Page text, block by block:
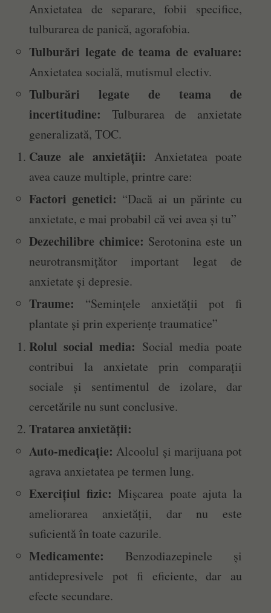
Anxietatea de separare, fobii specifice,
tulburarea de panică, agorafobia.
Tulburări legate de teama de evaluare:
Anxietatea socială, mutismul electiv.
Tulburări legate de teama de
incertitudine: Tulburarea de anxietate
generalizată, TOC.
Cauze ale anxietății: Anxietatea poate
avea cauze multiple, printre care:
Factori genetici: “Dacă ai un părinte cu
anxietate, e mai probabil că vei avea și tu”
Dezechilibre chimice: Serotonina este un
neurotransmițător important legat de
anxietate și depresie.
Traume: “Semințele anxietății pot fi
plantate și prin experiențe traumatice”
Rolul social media: Social media poate
contribui la anxietate prin comparații
sociale și sentimentul de izolare, dar
cercetările nu sunt conclusive.
Tratarea anxietății:
Auto-medicație: Alcoolul și marijuana pot
agrava anxietatea pe termen lung.
Exercițiul fizic: Mișcarea poate ajuta la
ameliorarea anxietății, dar nu este
suficientă în toate cazurile.
Medicamente: Benzodiazepinele și
antidepresivele pot fi eficiente, dar au
efecte secundare.